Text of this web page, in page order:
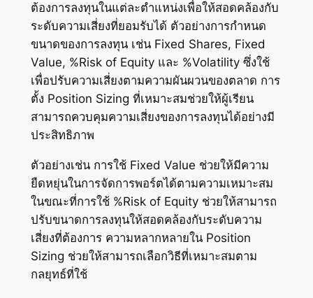
ต้องการลงทุนในแต่ละตำแหน่งเพื่อให้สอดคล้องกับ
ระดับความเสี่ยงที่ยอมรับได้ ตัวอย่างการกำหนด
ขนาดของการลงทุน เช่น Fixed Shares, Fixed
Value, %Risk of Equity และ %Volatility ซึ่งใช้
เพื่อปรับความเสี่ยงตามความผันผวนของตลาด การ
ตั้ง Position Sizing ที่เหมาะสมช่วยให้ผู้เรียน
สามารถควบคุมความเสี่ยงของการลงทุนได้อย่างมี
ประสิทธิภาพ
ตัวอย่างเช่น การใช้ Fixed Value ช่วยให้มีความ
ยืดหยุ่นในการจัดการพอร์ตได้ตามความเหมาะสม
ในขณะที่การใช้ %Risk of Equity ช่วยให้สามารถ
ปรับขนาดการลงทุนให้สอดคล้องกับระดับความ
เสี่ยงที่ต้องการ ความหลากหลายใน Position
Sizing ช่วยให้สามารถเลือกวิธีที่เหมาะสมตาม
กลยุทธ์ที่ใช้